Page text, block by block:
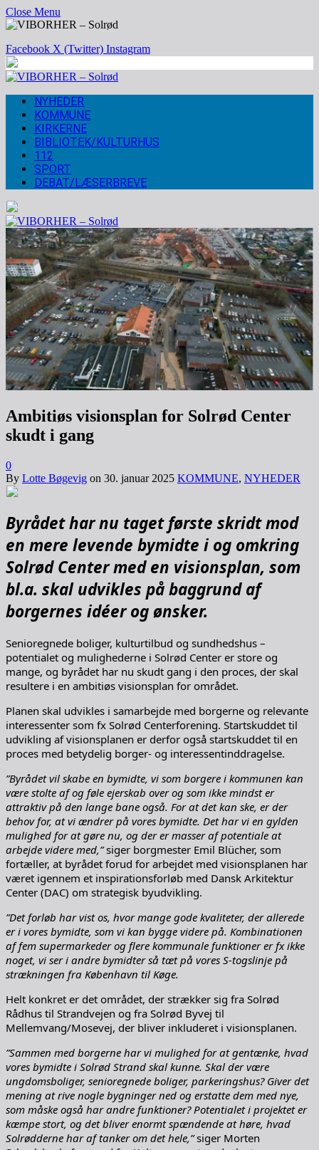
Close Menu
Facebook X (Twitter) Instagram
NYHEDER
KOMMUNE
KIRKERNE
BIBLIOTEK/KULTURHUS
112
SPORT
DEBAT/LÆSERBREVE
Ambitiøs visionsplan for Solrød Center
skudt i gang
0
By Lotte Bøgevig on 30. januar 2025 KOMMUNE, NYHEDER
Byrådet har nu taget første skridt mod
en mere levende bymidte i og omkring
Solrød Center med en visionsplan, som
bl.a. skal udvikles på baggrund af
borgernes idéer og ønsker.
Senioregnede boliger, kulturtilbud og sundhedshus –
potentialet og mulighederne i Solrød Center er store og
mange, og byrådet har nu skudt gang i den proces, der skal
resultere i en ambitiøs visionsplan for området.
Planen skal udvikles i samarbejde med borgerne og relevante
interessenter som fx Solrød Centerforening. Startskuddet til
udvikling af visionsplanen er derfor også startskuddet til en
proces med betydelig borger- og interessentinddragelse.
”Byrådet vil skabe en bymidte, vi som borgere i kommunen kan
være stolte af og føle ejerskab over og som ikke mindst er
attraktiv på den lange bane også. For at det kan ske, er der
behov for, at vi ændrer på vores bymidte. Det har vi en gylden
mulighed for at gøre nu, og der er masser af potentiale at
arbejde videre med,”siger borgmester Emil Blücher, som
fortæller, at byrådet forud for arbejdet med visionsplanen har
været igennem et inspirationsforløb med Dansk Arkitektur
Center (DAC) om strategisk byudvikling.
”Det forløb har vist os, hvor mange gode kvaliteter, der allerede
er i vores bymidte, som vi kan bygge videre på. Kombinationen
af fem supermarkeder og flere kommunale funktioner er fx ikke
noget, vi ser i andre bymidter så tæt på vores S-togslinje på
strækningen fra København til Køge.
Helt konkret er det området, der strækker sig fra Solrød
Rådhus til Strandvejen og fra Solrød Byvej til
Mellemvang/Mosevej, der bliver inkluderet i visionsplanen.
”Sammen med borgerne har vi mulighed for at gentænke, hvad
vores bymidte i Solrød Strand skal kunne. Skal der være
ungdomsboliger, senioregnede boliger, parkeringshus? Giver det
mening at rive nogle bygninger ned og erstatte dem med nye,
som måske også har andre funktioner? Potentialet i projektet er
kæmpe stort, og det bliver enormt spændende at høre, hvad
Solrødderne har af tanker om det hele,”siger Morten